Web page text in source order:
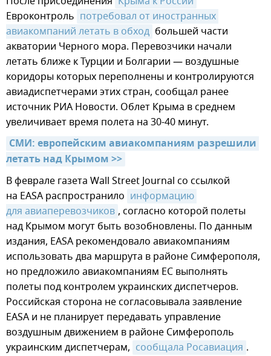
Евроконтроль потребовал от иностранных
авиакомпаний летать в обход большей части
акватории Черного мора. Перевозчики начали
летать ближе к Турции и Болгарии — воздушные
коридоры которых переполнены и контролируются
авиадиспетчерами этих стран, сообщал ранее
источник РИА Новости. Облет Крыма в среднем
увеличивает время полета на 30-40 минут.
СМИ: европейским авиакомпаниям разрешили
летать над Крымом >>
В феврале газета Wall Street Journal со ссылкой
на EASA распространило информацию
для авиаперевозчиков , согласно которой полеты
над Крымом могут быть возобновлены. По данным
издания, EASA рекомендовало авиакомпаниям
использовать два маршрута в районе Симферополя,
но предложило авиакомпаниям ЕС выполнять
полеты под контролем украинских диспетчеров.
Российская сторона не согласовывала заявление
EASA и не планирует передавать управление
воздушным движением в районе Симферополь
украинским диспетчерам, сообщала Росавиация .